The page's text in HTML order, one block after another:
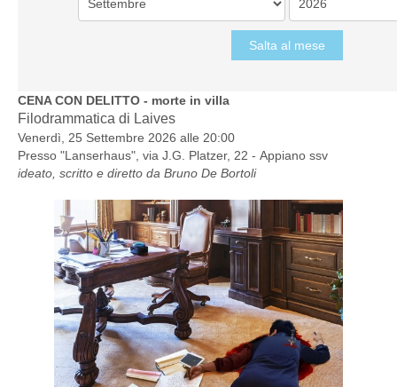
Salta al mese
CENA CON DELITTO - morte in villa
Filodrammatica di Laives
Venerdì, 25 Settembre 2026 alle 20:00
Presso "Lanserhaus", via J.G. Platzer, 22 - Appiano ssv
ideato, scritto e diretto da Bruno De Bortoli